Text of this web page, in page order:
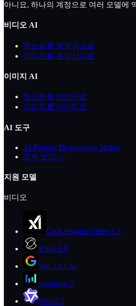
아니요, 하나의 계정으로 여러 모델에
비디오 AI
텍스트를 동영상으로
이미지를 동영상으로
이미지 AI
텍스트를 이미지로
이미지를 이미지로
AI 도구
AI Product Photography Maker
모두 보기 →
지원 모델
비디오
Grok Imagine Video 1.5
Kling 3.0
Veo 3.1 Lite
Seedance 2
Wan 2.7